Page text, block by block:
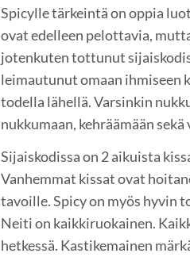
Spicylle tärkeintä on oppia
ovat edelleen pelottavia,
jotenkuten tottunut
leimautunut omaan ihmiseen
todella lähellä. Varsinkin
nukkumaan, kehräämään
Sijaiskodissa on 2 aikuista
Vanhemmat kissat ovat
tavoille. Spicy on myös hyvin
Neiti on kaikkiruokainen.
hetkessä. Kastikemainen